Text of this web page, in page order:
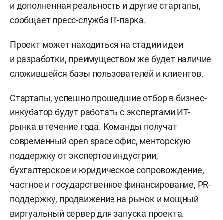
и дополненная реальность и другие стартапы,
сообщает пресс-служба IТ-парка.
Проект может находиться на стадии идеи
и разработки, преимуществом же будет наличие
сложившейся базы пользователей и клиентов.
Стартапы, успешно прошедшие отбор в бизнес-
инкубатор будут работать с экспертами ИТ-
рынка в течение года. Команды получат
современный open space офис, менторскую
поддержку от экспертов индустрии,
бухгалтерское и юридическое сопровождение,
частное и государственное финансирование, PR-
поддержку, продвижение на рынок и мощный
виртуальный сервер для запуска проекта.